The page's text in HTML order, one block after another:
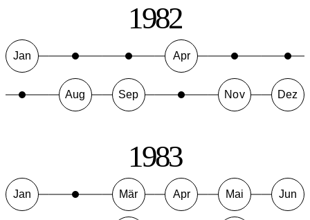
1982
Jan Apr
Aug Sep Nov Dez
1983
Jan Mär Apr Mai Jun